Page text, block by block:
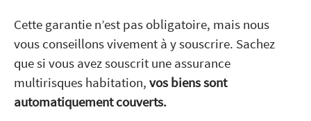
Cette garantie n’est pas obligatoire, mais nous
vous conseillons vivement à y souscrire. Sachez
que si vous avez souscrit une assurance
multirisques habitation, vos biens sont
automatiquement couverts.